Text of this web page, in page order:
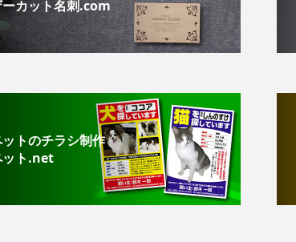
カット名刺.com
トのチラシ制作
ット.net